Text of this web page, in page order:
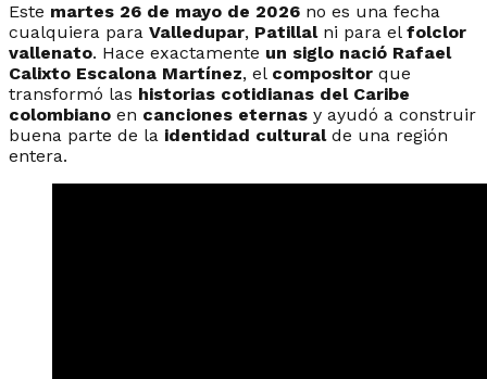
Este martes 26 de mayo de 2026 no es una fecha
cualquiera para Valledupar, Patillalni para el folclor
vallenato. Hace exactamente un siglo nació Rafael
Calixto Escalona Martínez, el compositor que
transformó las historias cotidianas del Caribe
colombiano en canciones eternas y ayudó a construir
buena parte de la identidad culturalde una región
entera.